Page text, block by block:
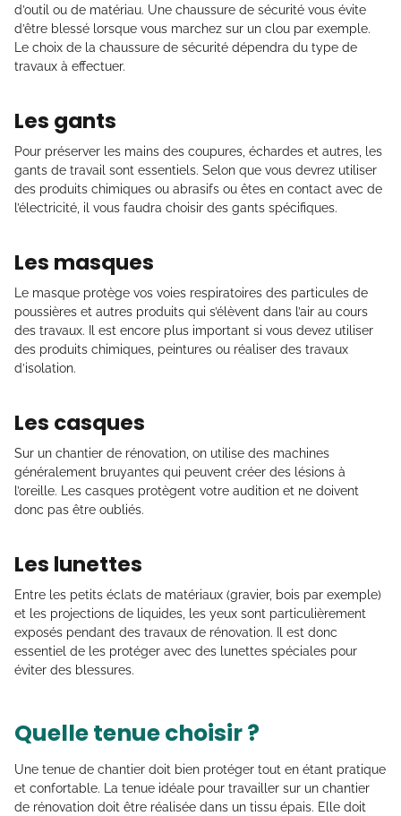
d’outil ou de matériau. Une chaussure de sécurité vous évite
d’être blessé lorsque vous marchez sur un clou par exemple.
Le choix de la chaussure de sécurité dépendra du type de
travaux à effectuer.
Les gants
Pour préserver les mains des coupures, échardes et autres, les
gants de travail sont essentiels. Selon que vous devrez utiliser
des produits chimiques ou abrasifs ou êtes en contact avec de
l’électricité, il vous faudra choisir des gants spécifiques.
Les masques
Le masque protège vos voies respiratoires des particules de
poussières et autres produits qui s’élèvent dans l’air au cours
des travaux. Il est encore plus important si vous devez utiliser
des produits chimiques, peintures ou réaliser des travaux
d’isolation.
Les casques
Sur un chantier de rénovation, on utilise des machines
généralement bruyantes qui peuvent créer des lésions à
l’oreille. Les casques protègent votre audition et ne doivent
donc pas être oubliés.
Les lunettes
Entre les petits éclats de matériaux (gravier, bois par exemple)
et les projections de liquides, les yeux sont particulièrement
exposés pendant des travaux de rénovation. Il est donc
essentiel de les protéger avec des lunettes spéciales pour
éviter des blessures.
Quelle tenue choisir ?
Une tenue de chantier doit bien protéger tout en étant pratique
et confortable. La tenue idéale pour travailler sur un chantier
de rénovation doit être réalisée dans un tissu épais. Elle doit